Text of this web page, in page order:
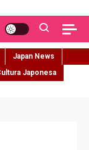
Japan News
Japonesa